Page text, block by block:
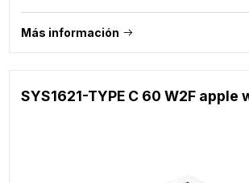
Más información
SYS1621-TYPE C 60 W2F apple